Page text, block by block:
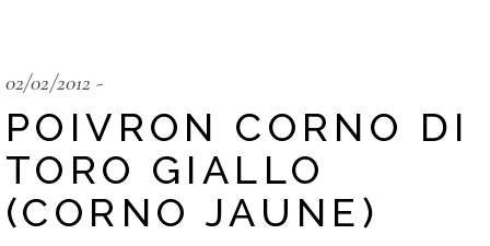
02/02/2012
POIVRON CORNO DI
TORO GIALLO
(CORNO JAUNE)